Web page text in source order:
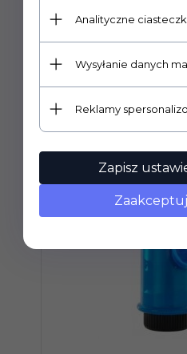
POLECAMY
Analityczne
Wysyłanie danych
Reklamy
Zapisz